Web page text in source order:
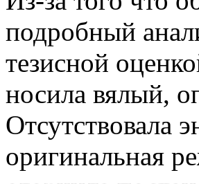
подробный
тезисной
носила вялый,
Отсутствовала
оригинальная